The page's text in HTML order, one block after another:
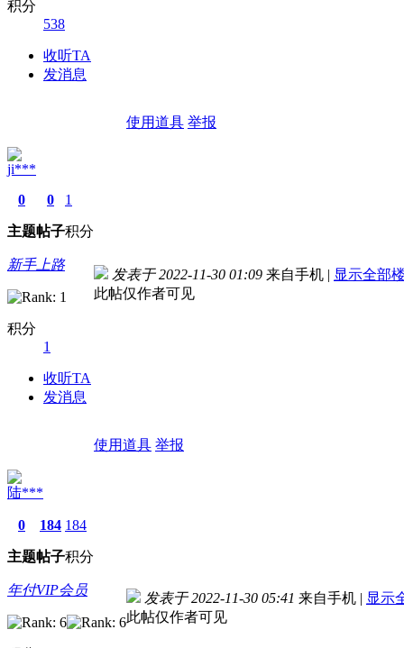
积分
538
收听TA
发消息
使用道具 举报
ji***
0
主题
0
帖子
1
积分
新手上路
积分
1
收听TA
发消息
发表于 2022-11-30 01:09 来自手机 | 显示全部
此帖仅作者可见
使用道具 举报
陆***
0
主题
184
帖子
184
积分
年付VIP会员
发表于 2022-11-30 05:41 来自手机 | 显示
此帖仅作者可见